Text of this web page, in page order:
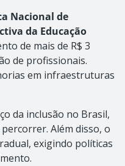
Nacional de
da Educação
de mais de R$ 3
de profissionais.
em infraestruturas
da inclusão no Brasil,
Além disso, o
exigindo políticas